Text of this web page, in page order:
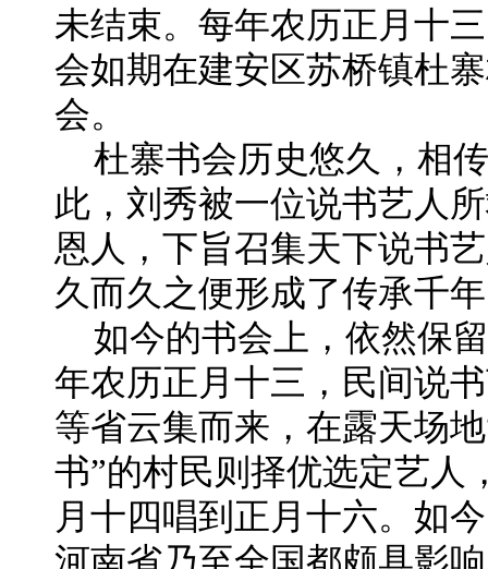
未结束。每年农历正月十
会如期在建安区苏桥镇杜
会。
杜寨书会历史悠久，相
此，刘秀被一位说书艺人
恩人，下旨召集天下说书
久而久之便形成了传承千
如今的书会上，依然保
年农历正月十三，民间说
等省云集而来，在露天场
书”的村民则择优选定艺人
月十四唱到正月十六。如